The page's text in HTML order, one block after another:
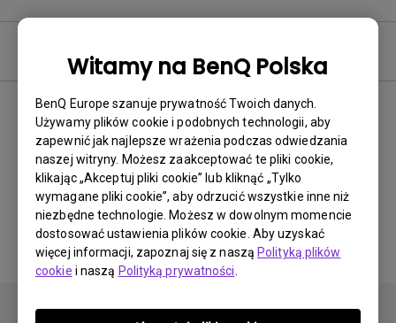
Witamy na BenQ Polska
BenQ Europe szanuje prywatność Twoich danych.
Używamy plików cookie i podobnych technologii, aby
zapewnić jak najlepsze wrażenia podczas odwiedzania
naszej witryny. Możesz zaakceptować te pliki cookie,
klikając „Akceptuj pliki cookie” lub kliknąć „Tylko
wymagane pliki cookie”, aby odrzucić wszystkie inne niż
niezbędne technologie. Możesz w dowolnym momencie
dostosować ustawienia plików cookie. Aby uzyskać
więcej informacji, zapoznaj się z naszą Polityką plików
cookie i naszą Polityką prywatności
Oprogramowanie
Brak powiązanego
oprogramowania i
sterownika